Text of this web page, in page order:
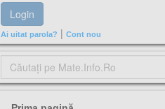
Ai uitat parola? | Cont nou